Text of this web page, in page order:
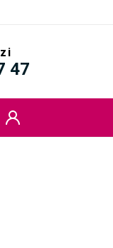
47